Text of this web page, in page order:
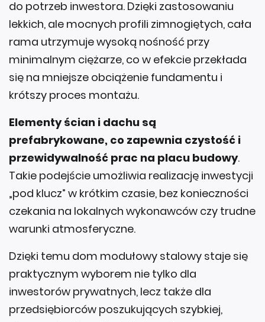
lekkich, ale mocnych profili zimnogiętych, cała
rama utrzymuje wysoką nośność przy
minimalnym ciężarze, co w efekcie przekłada
się na mniejsze obciążenie fundamentu i
krótszy proces montażu.
prefabrykowane, co zapewnia czystość i
przewidywalność prac na placu budowy .
Takie podejście umożliwia realizację inwestycji
„pod klucz” w krótkim czasie, bez konieczności
czekania na lokalnych wykonawców czy trudne
warunki atmosferyczne.
praktycznym wyborem nie tylko dla
inwestorów prywatnych, lecz także dla
przedsiębiorców poszukujących szybkiej,
niezawodnej konstrukcji do celów